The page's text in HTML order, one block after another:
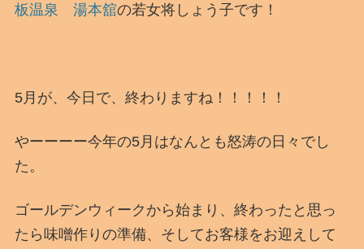
板温泉 湯本舘の若女将しょう子です！
5月が、今日で、終わりますね！！！！！
やーーーー今年の5月はなんとも怒涛の日々でし
た。
ゴールデンウィークから始まり、終わったと思っ
たら味噌作りの準備、そしてお客様をお迎えして